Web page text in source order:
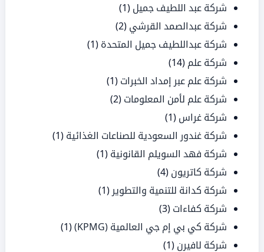
شركة عبد اللطيف جميل (1)
شركة عبدالصمد القرشي (2)
شركة عبداللطيف جميل المتحدة (1)
شركة علم (14)
شركة علم عبر إمداد الخبرات (1)
شركة علم لأمن المعلومات (2)
شركة غراس (1)
شركة غندور السعودية للصناعات الغذائية (1)
شركة فهد السويلم القانونية (1)
شركة كاتريون (4)
شركة كدانة للتنمية والتطوير (1)
شركة كفاءات (3)
شركة كي بي إم جي العالمية (KPMG)
(1)
شركة لافيرن (1)